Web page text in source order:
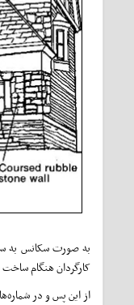
به صورت سکانس به
کارگردان هنگام ساخت
از این پس و در